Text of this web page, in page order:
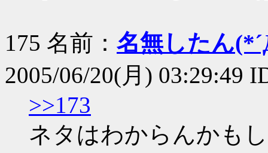
175 名前： 名無したん
2005/06/20(月) 03:29:49
>>173
ネタはわからんかも